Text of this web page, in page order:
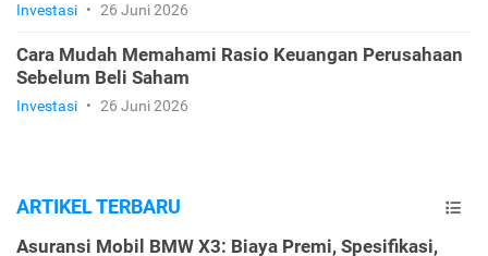
Investasi • 26 Juni 2026
Cara Mudah Memahami Rasio Keuangan Perusahaan
Sebelum Beli Saham
Investasi • 26 Juni 2026
ARTIKEL TERBARU
Asuransi Mobil BMW X3: Biaya Premi, Spesifikasi,